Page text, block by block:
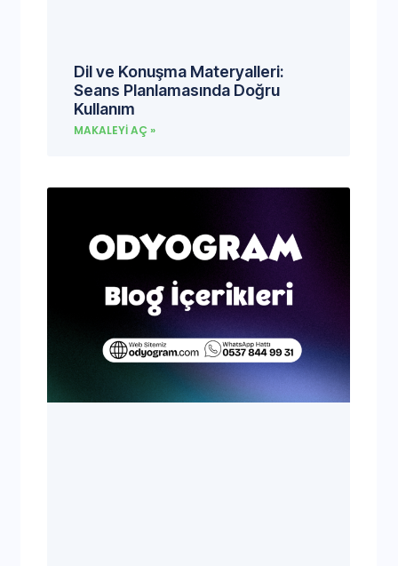
Dil ve Konuşma Materyalleri:
Seans Planlamasında Doğru
Kullanım
MAKALEYI AÇ »